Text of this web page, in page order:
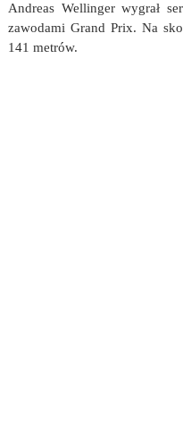
Andreas Wellinger wygrał
zawodami Grand Prix. Na
141 metrów.